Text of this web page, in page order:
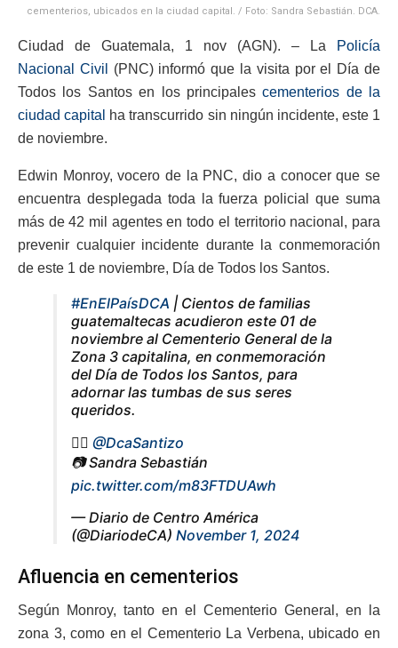
cementerios, ubicados en la ciudad capital. / Foto: Sandra Sebastián. DCA.
Ciudad de Guatemala, 1 nov (AGN). – La
Policía
Nacional Civil
(PNC) informó que la visita por el Día de
Todos los Santos en los principalescementerios de la
ciudad capital
ha transcurrido sin ningún incidente, este 1
de noviembre.
Edwin Monroy, vocero de la PNC, dio a conocer que se
encuentra desplegada toda la fuerza policial que suma
más de 42 mil agentes en todo el territorio nacional, para
prevenir cualquier incidente durante la conmemoración
de este 1 de noviembre, Día de Todos los Santos.
#EnElPaísDCA | Cientos de familias
guatemaltecas acudieron este 01 de
noviembre al Cementerio General de la
Zona 3 capitalina, en conmemoración
del Día de Todos los Santos, para
adornar las tumbas de sus seres
queridos.
✍🏻 @DcaSantizo
📷 Sandra Sebastián
pic.twitter.com/m83FTDUAwh
— Diario de Centro América
(@DiariodeCA) November 1, 2024
Afluencia en cementerios
Según Monroy, tanto en el Cementerio General, en la
zona 3, como en el Cementerio La Verbena, ubicado en